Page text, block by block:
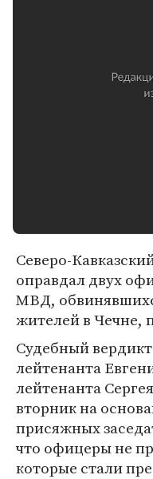
Северо-
оправдал двух
МВД,
жителей в Чечне,
Судебный
лейтенанта
лейтенанта
вторник на
присяжных
что офицеры не
которые стали